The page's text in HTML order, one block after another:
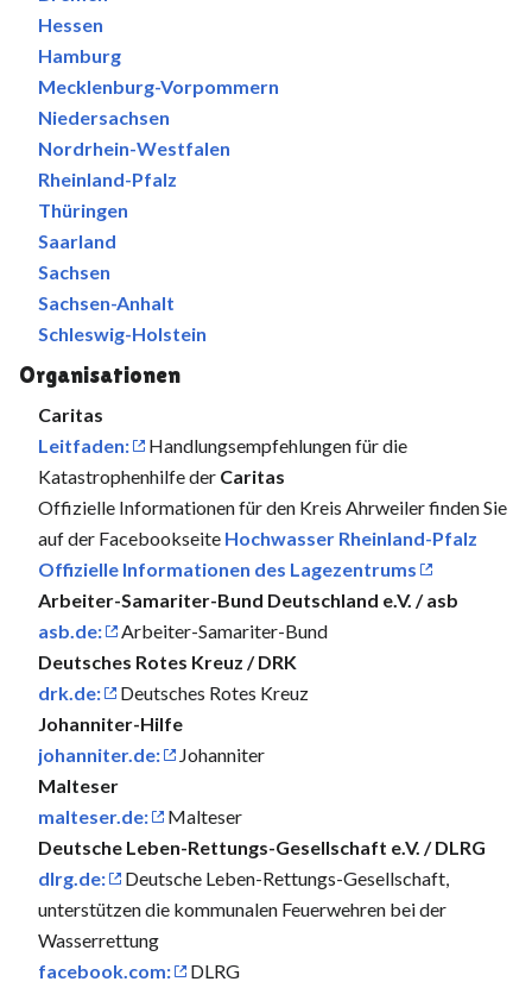
Hessen
Hamburg
Mecklenburg-Vorpommern
Niedersachsen
Nordrhein-Westfalen
Rheinland-Pfalz
Thüringen
Saarland
Sachsen
Sachsen-Anhalt
Schleswig-Holstein
Organisationen
Caritas
Leitfaden:
Handlungsempfehlungen für die
Katastrophenhilfe der Caritas
Offizielle Informationen für den Kreis Ahrweiler finden Sie
auf der Facebookseite Hochwasser Rheinland-Pfalz
Offizielle Informationen des Lagezentrums
Arbeiter-Samariter-Bund Deutschland e.V. / asb
asb.de:
Arbeiter-Samariter-Bund
Deutsches Rotes Kreuz / DRK
drk.de:
Deutsches Rotes Kreuz
Johanniter-Hilfe
johanniter.de:
Johanniter
Malteser
malteser.de:
Malteser
Deutsche Leben-Rettungs-Gesellschaft e.V. / DLRG
dlrg.de:
Deutsche Leben-Rettungs-Gesellschaft,
unterstützen die kommunalen Feuerwehren bei der
Wasserrettung
facebook.com:
DLRG